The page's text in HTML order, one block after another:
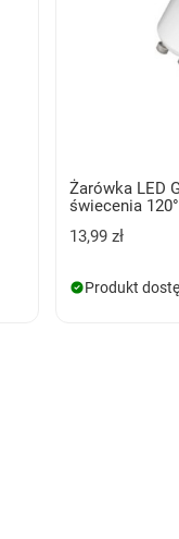
Żarówka LED
świecenia
13,99 zł
Produkt